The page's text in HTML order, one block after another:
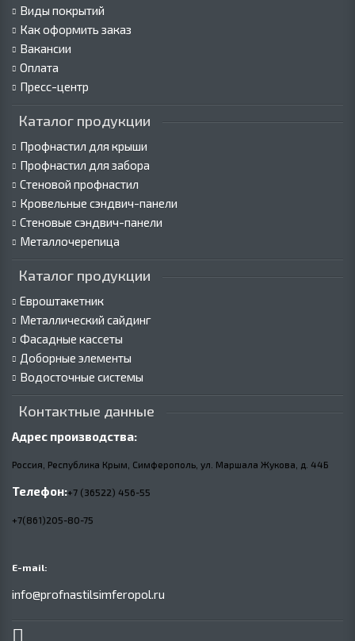
Виды покрытий
Как оформить заказ
Вакансии
Оплата
Пресс-центр
Каталог продукции
Профнастил для крыши
Профнастил для забора
Стеновой профнастил
Кровельные сэндвич-панели
Стеновые сэндвич-панели
Металлочерепица
Каталог продукции
Евроштакетник
Металлический сайдинг
Фасадные кассеты
Доборные элементы
Водосточные системы
Контактные данные
Адрес производства:
Россия, Республика Крым, Симферополь, ул. Маршала Жукова, д. 44Б
Телефон:+7 (36522) 456-55
+7(861)205-80-75
E-mail:
info@profnastilsimferopol.ru